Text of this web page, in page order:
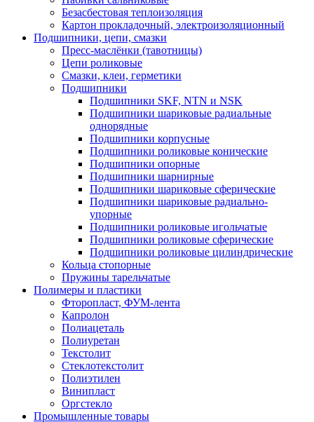
Безасбестовая теплоизоляция
Картон прокладочный, электроизоляционный
Подшипники, цепи, смазки
Пресс-маслёнки (тавотницы)
Цепи роликовые
Смазки, клеи, герметики
Подшипники
Подшипники SKF, NTN и NSK
Подшипники шариковые радиальные
однорядные
Подшипники корпусные
Подшипники роликовые конические
Подшипники опорные
Подшипники шарнирные
Подшипники шариковые сферические
Подшипники шариковые радиально-
упорные
Подшипники роликовые игольчатые
Подшипники роликовые сферические
Подшипники роликовые цилиндрические
Кольца стопорные
Пружины тарельчатые
Полимеры и пластики
Фторопласт, ФУМ-лента
Капролон
Полиацеталь
Полиуретан
Текстолит
Стеклотекстолит
Полиэтилен
Винипласт
Оргстекло
Промышленные товары